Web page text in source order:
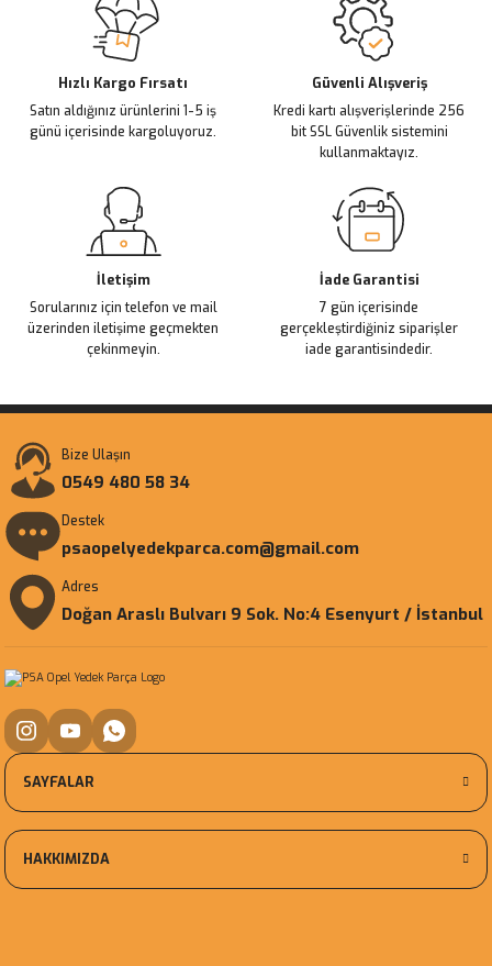
Ürün açıklamasında eksik bilgiler bulunuyor.
Ürün bilgilerinde hatalar bulunuyor.
Ürün fiyatı diğer sitelerden daha pahalı.
Bu ürüne benzer farklı alternatifler olmalı.
Hızlı Kargo Fırsatı
Satın aldığınız ürünlerini 1-5 iş
günü içerisinde kargoluyoruz.
Güvenli Alışveriş
Kredi kartı alışverişlerinde 256
bit SSL Güvenlik sistemini
kullanmaktayız.
İletişim
Sorularınız için telefon ve mail
üzerinden iletişime geçmekten
çekinmeyin.
İade Garantisi
7 gün içerisinde
gerçekleştirdiğiniz siparişler
iade garantisindedir.
Bize Ulaşın
0549 480 58 34
Destek
psaopelyedekparca.com@gmail.com
Adres
Doğan Araslı Bulvarı 9 Sok. No:4 Esenyurt / İstanbul
SAYFALAR
HAKKIMIZDA